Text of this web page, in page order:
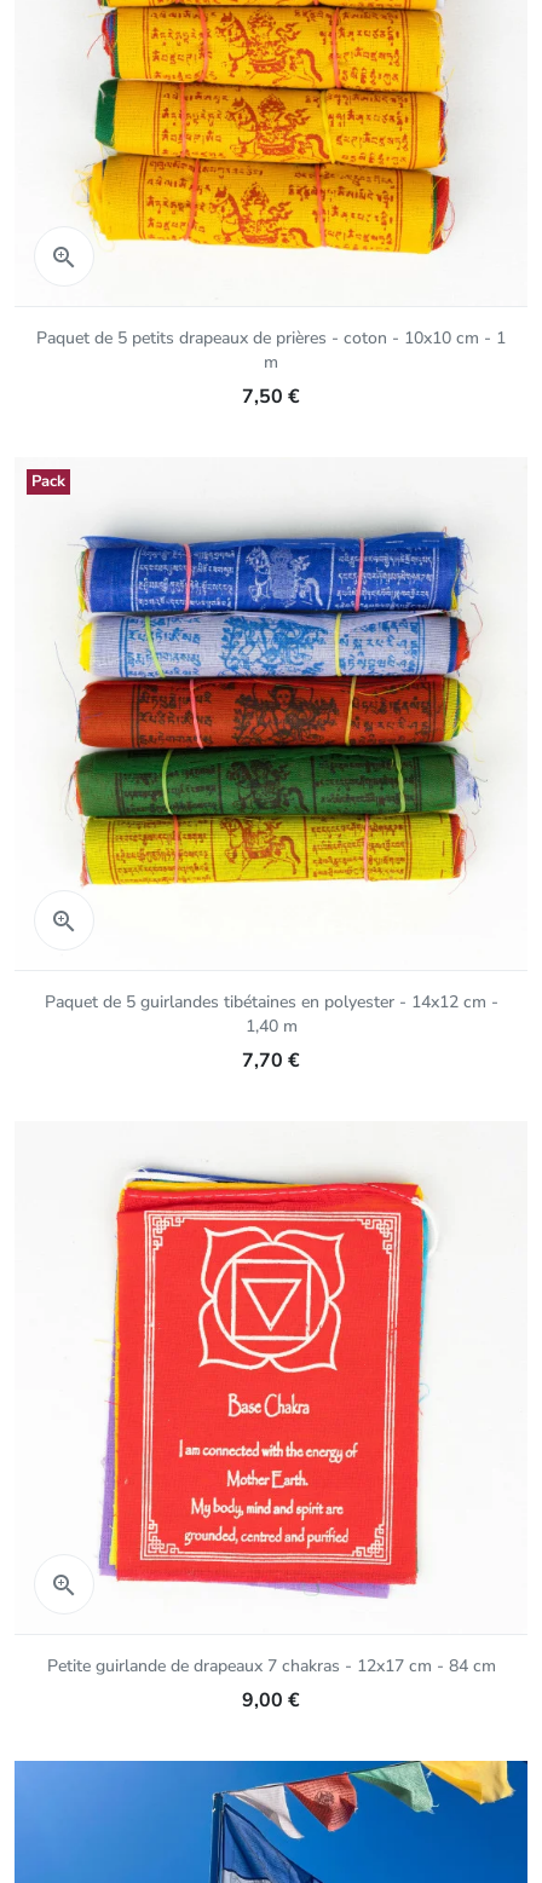
 Aperçu rapide
Paquet de 5 petits drapeaux de prières - coton - 10x10 cm - 1
m
7,50 €

Paquet de 5 guirlandes tibétaines en polyester - 14x12 cm -
1,40 m
7,70 €
Pack
 Aperçu rapide
Petite guirlande de drapeaux 7 chakras - 12x17 cm - 84 cm
9,00 €